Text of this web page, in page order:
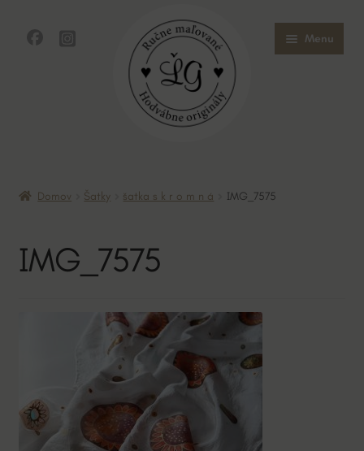
Menu
O mne
Domov Šatky šatka s k r o m n á IMG_7575
IMG_7575